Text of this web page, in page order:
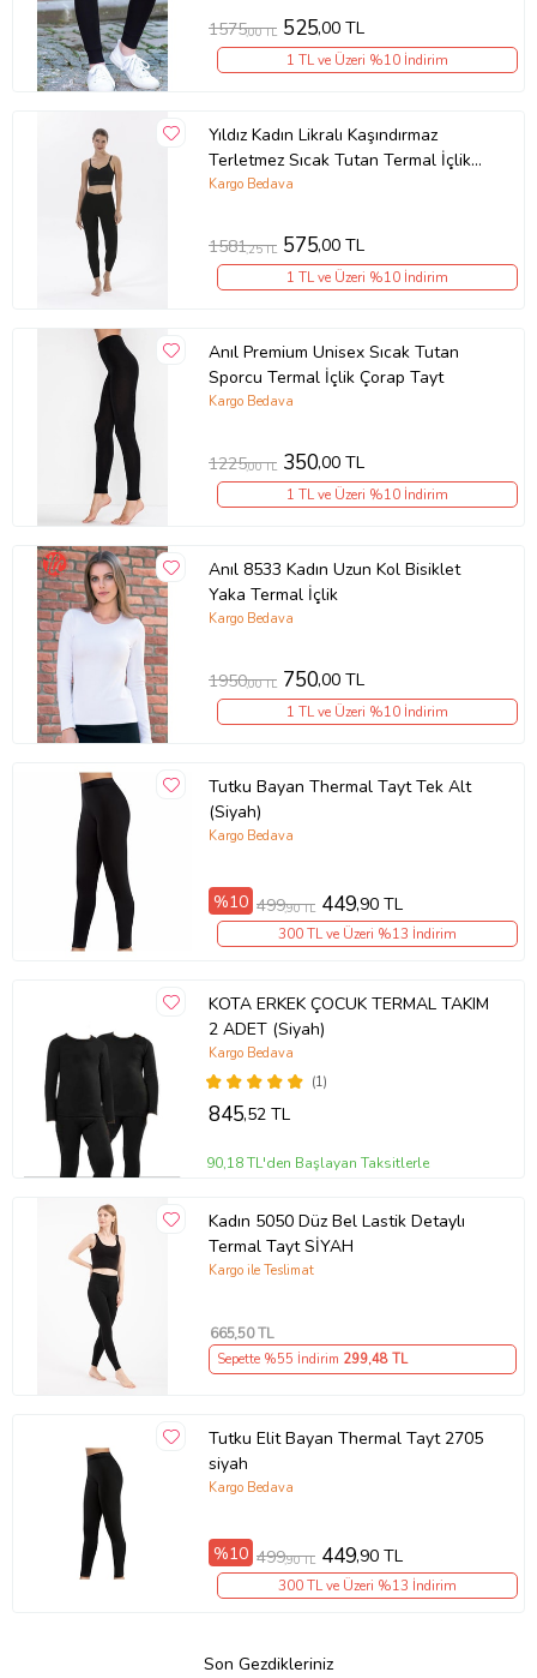
1575,00 TL 525,00 TL
1 TL ve Üzeri %10 İndirim
Yıldız Kadın Likralı Kaşındırmaz
Terletmez Sıcak Tutan Termal İçlik
Tayt 1 Adet (Siyah)
Kargo Bedava
1581,25 TL 575,00 TL
1 TL ve Üzeri %10 İndirim
Anıl Premium Unisex Sıcak Tutan
Sporcu Termal İçlik Çorap Tayt
Kargo Bedava
1225,00 TL 350,00 TL
1 TL ve Üzeri %10 İndirim
Anıl 8533 Kadın Uzun Kol Bisiklet
Yaka Termal İçlik
Kargo Bedava
1950,00 TL 750,00 TL
1 TL ve Üzeri %10 İndirim
Tutku Bayan Thermal Tayt Tek Alt
(Siyah)
Kargo Bedava
%10 499,90 TL 449,90 TL
300 TL ve Üzeri %13 İndirim
KOTA ERKEK ÇOCUK TERMAL TAKIM
2 ADET (Siyah)
(1)
Kargo Bedava
845,52 TL
90,18 TL'den Başlayan Taksitlerle
Kadın 5050 Düz Bel Lastik Detaylı
Termal Tayt SİYAH
Kargo ile Teslimat
665,50 TL
Sepette %55 İndirim 299,48 TL
Tutku Elit Bayan Thermal Tayt 2705
siyah
Kargo Bedava
%10 499,90 TL 449,90 TL
300 TL ve Üzeri %13 İndirim
Son Gezdikleriniz